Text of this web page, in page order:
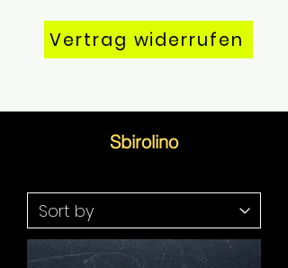
Vertrag widerrufen
Sbirolino